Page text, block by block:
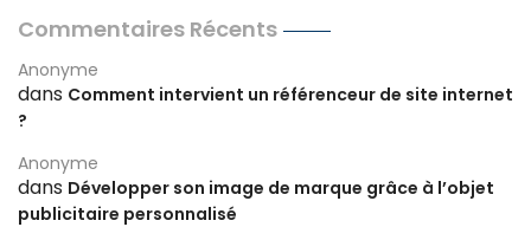
Commentaires Récents
Anonyme
dans Comment intervient un référenceur de site internet
?
Anonyme
dans Développer son image de marque grâce à l’objet
publicitaire personnalisé